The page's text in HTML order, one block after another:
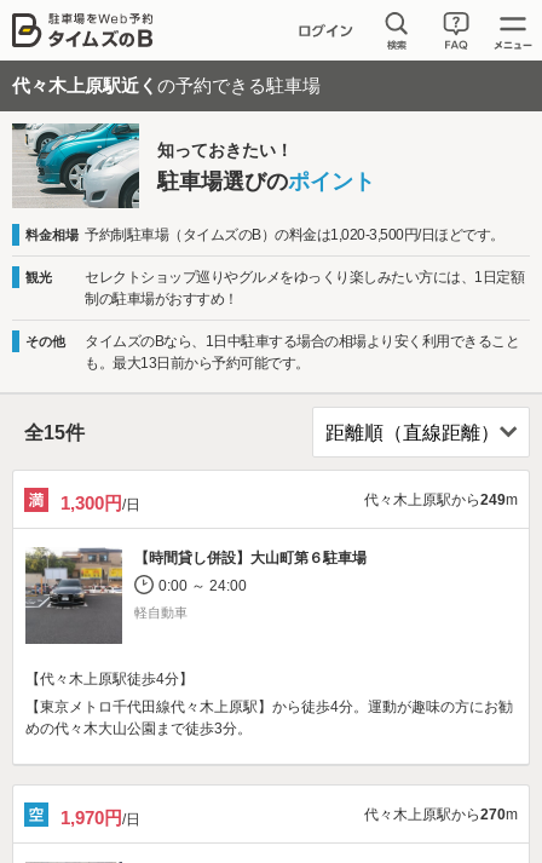
代々木上原駅近く の予約できる駐車場
知っておきたい！
駐車場選びのポイント
料金相場 予約制駐車場（タイムズのB）の料金は1,020-3,500円/日ほどです。
観光
セレクトショップ巡りやグルメをゆっくり楽しみたい方には、1日定額
制の駐車場がおすすめ！
その他
タイムズのBなら、1日中駐車する場合の相場より安く利用できること
も。最大13日前から予約可能です。
全15件
1,300円/日 代々木上原駅から249m
【時間貸し併設】 大山町第６駐車場
0:00 ～ 24:00
軽自動車
【代々木上原駅徒歩4分】
【東京メトロ千代田線代々木上原駅】から徒歩4分。運動が趣味の方にお勧
めの代々木大山公園まで徒歩3分。
1,970円/日 代々木上原駅から270m